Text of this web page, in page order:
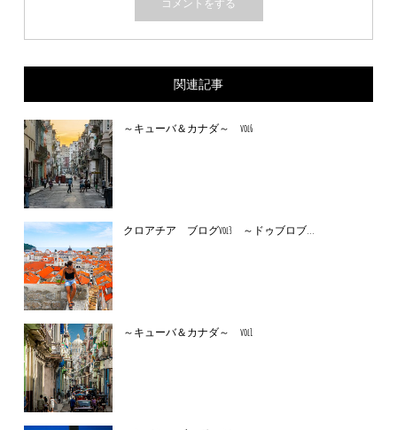
関連記事
～キューバ＆カナダ～ vol6
クロアチア ブログvol3 ～ドゥブロブ...
～キューバ＆カナダ～ vol1